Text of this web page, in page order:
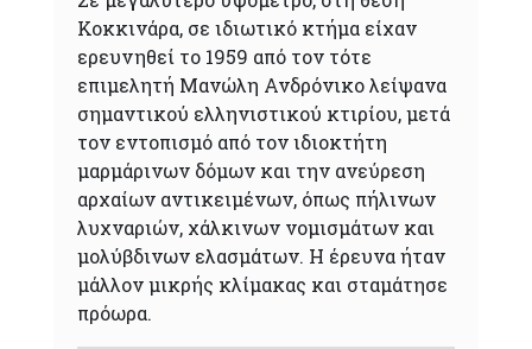
Κοκκινάρα, σε ιδιωτικό κτήμα είχαν
ερευνηθεί το 1959 από τον τότε
επιμελητή Μανώλη Ανδρόνικο λείψανα
σημαντικού ελληνιστικού κτιρίου, μετά
τον εντοπισμό από τον ιδιοκτήτη
μαρμάρινων δόμων και την ανεύρεση
αρχαίων αντικειμένων, όπως πήλινων
λυχναριών, χάλκινων νομισμάτων και
μολύβδινων ελασμάτων. Η έρευνα ήταν
μάλλον μικρής κλίμακας και σταμάτησε
πρόωρα.